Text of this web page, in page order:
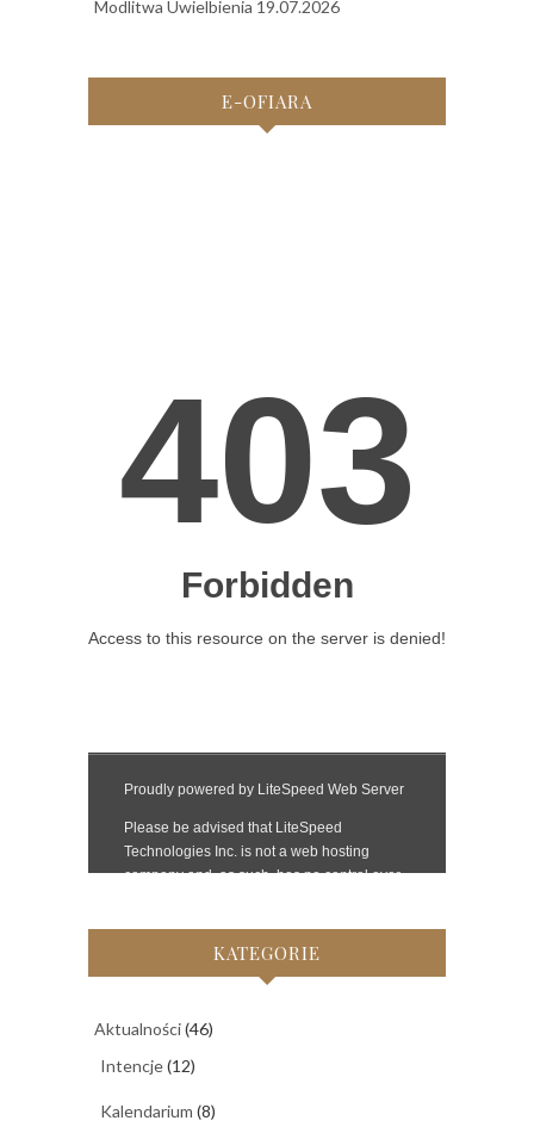
Modlitwa Uwielbienia 19.07.2026
E-OFIARA
KATEGORIE
Aktualności(46)
Intencje(12)
Kalendarium (8)